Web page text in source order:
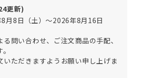
更新)
月8日（土）～2026年8月16日
問い合わせ、ご注文商品の手配、
いただきますようお願い申し上げま